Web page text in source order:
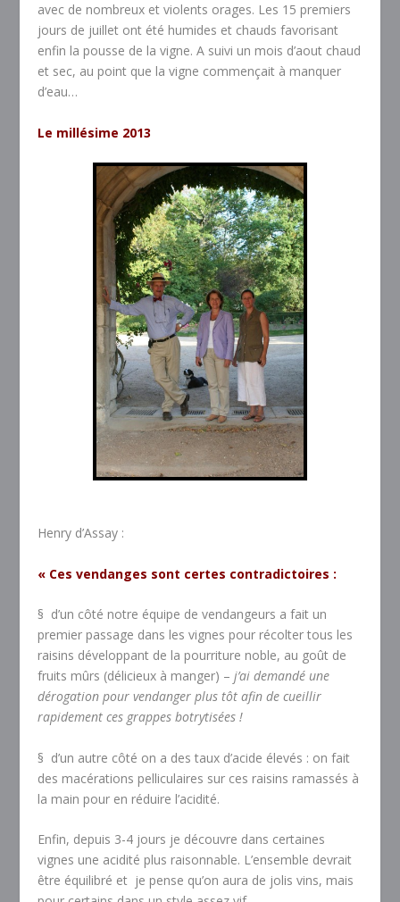
avec de nombreux et violents orages. Les 15 premiers
jours de juillet ont été humides et chauds favorisant
enfin la pousse de la vigne. A suivi un mois d’aout chaud
et sec, au point que la vigne commençait à manquer
d’eau…
Le millésime 2013
Henry d’Assay :
« Ces vendanges sont certes contradictoires :
§ d’un côté notre équipe de vendangeurs a fait un
premier passage dans les vignes pour récolter tous les
raisins développant de la pourriture noble, au goût de
fruits mûrs (délicieux à manger) –j’ai demandé une
dérogation pour vendanger plus tôt afin de cueillir
rapidement ces grappes botrytisées !
§ d’un autre côté on a des taux d’acide élevés : on fait
des macérations pelliculaires sur ces raisins ramassés à
la main pour en réduire l’acidité.
Enfin, depuis 3-4 jours je découvre dans certaines
vignes une acidité plus raisonnable. L’ensemble devrait
être équilibré et je pense qu’on aura de jolis vins, mais